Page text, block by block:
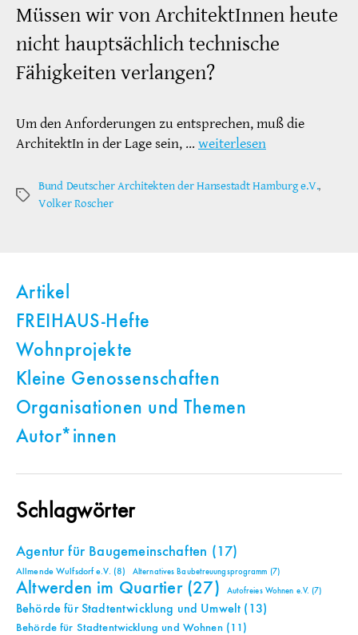
Müssen wir von ArchitektInnen heute
nicht hauptsächlich technische
Fähigkeiten verlangen?
Um den Anforderungen zu entsprechen, muß die
ArchitektIn in der Lage sein, … weiterlesen
Schlagwörter
Bund Deutscher Architekten der Hansestadt Hamburg e.V.,
Volker Roscher
Artikel
FREIHAUS-Hefte
Wohnprojekte
Kleine Genossenschaften
Organisationen und Themen
Autor*innen
Schlagwörter
Agentur für Baugemeinschaften (17)
Allmende Wulfsdorf e.V. (8) Alternatives Baubetreuungsprogramm (7)
Altwerden im Quartier(27) Autofreies Wohnen e.V. (7)
Behörde für Stadtentwicklung und Umwelt (13)
Behörde für Stadtentwicklung und Wohnen(11)